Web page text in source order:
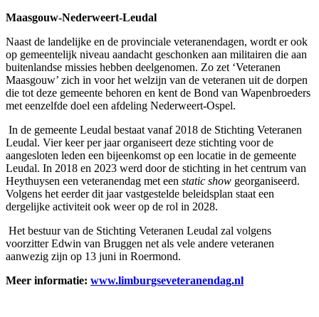
Maasgouw-Nederweert-Leudal
Naast de landelijke en de provinciale veteranendagen, wordt er ook
op gemeentelijk niveau aandacht geschonken aan militairen die aan
buitenlandse missies hebben deelgenomen. Zo zet ‘Veteranen
Maasgouw’ zich in voor het welzijn van de veteranen uit de dorpen
die tot deze gemeente behoren en kent de Bond van Wapenbroeders
met eenzelfde doel een afdeling Nederweert-Ospel.
In de gemeente Leudal bestaat vanaf 2018 de Stichting Veteranen
Leudal. Vier keer per jaar organiseert deze stichting voor de
aangesloten leden een bijeenkomst op een locatie in de gemeente
Leudal. In 2018 en 2023 werd door de stichting in het centrum van
Heythuysen een veteranendag met een static show georganiseerd.
Volgens het eerder dit jaar vastgestelde beleidsplan staat een
dergelijke activiteit ook weer op de rol in 2028.
Het bestuur van de Stichting Veteranen Leudal zal volgens
voorzitter Edwin van Bruggen net als vele andere veteranen
aanwezig zijn op 13 juni in Roermond.
Meer informatie: www.limburgseveteranendag.nl